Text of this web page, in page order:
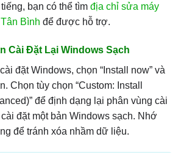
bạn có thể tìm địa chỉ sửa máy
Bình để được hỗ trợ.
Cài Đặt Lại Windows Sạch
đặt Windows, chọn “Install now” và
Chọn tùy chọn “Custom: Install
để định dạng lại phân vùng cài
đặt một bản Windows sạch. Nhớ
để tránh xóa nhầm dữ liệu.